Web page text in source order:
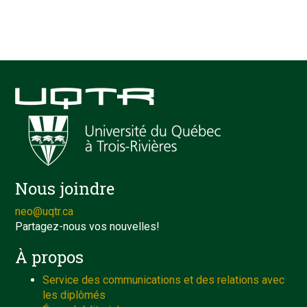
Nous joindre
neo@uqtr.ca
Partagez-nous vos nouvelles!
À propos
Service des communications et des relations avec
les diplômés